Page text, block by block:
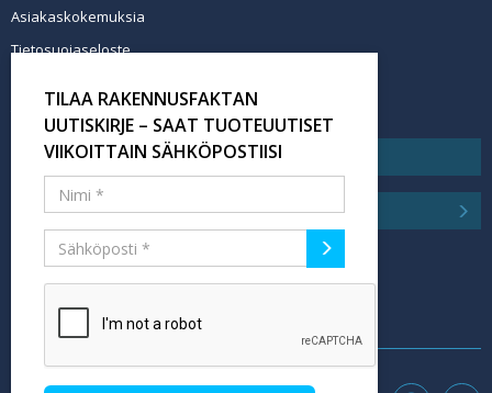
Asiakaskokemuksia
Tietosuojaseloste
Tilaa uutiskirje
TILAA RAKENNUSFAKTAN
UUTISKIRJE – SAAT TUOTEUUTISET
VIIKOITTAIN SÄHKÖPOSTIISI